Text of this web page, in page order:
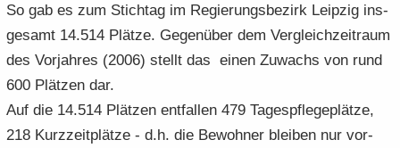
So gab es zum Stich­tag im Re­gie­rungs­be­zirk Leip­zig ins­
ge­samt 14.514 Plät­ze. Ge­gen­über dem Ver­gleich­zeit­raum
des Vor­jah­res (2006) stellt das einen Zu­wachs von rund
600 Plät­zen dar.
Auf die 14.514 Plät­zen ent­fal­len 479 Ta­ges­pfle­ge­plät­ze,
218 Kurz­zeit­plät­ze - d.h. die Be­woh­ner blei­ben nur vor­